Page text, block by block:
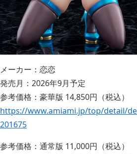
メーカー：恋恋
発売月：2026年9月予定
参考価格：豪華版 14,850円（税込）
https://www.amiami.jp/top/detail/
201675
参考価格：通常版 11,000円（税込）